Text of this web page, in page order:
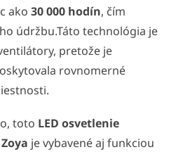
ako 30 000 hodín, čím
údržbu.Táto technológia je
pretože je
rovnomerné
toto LED osvetlenie
je vybavené aj funkciou